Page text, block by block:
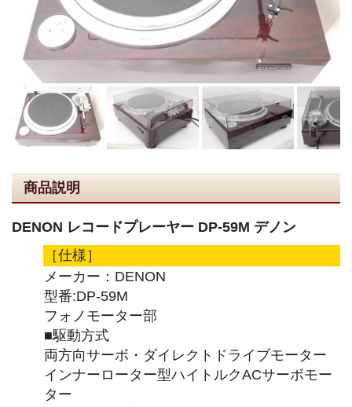
商品説明
DENON レコードプレーヤー DP-59M デノン
［仕様］
メーカー：DENON
型番:DP-59M
フォノモーター部
■駆動方式
両方向サーボ・ダイレクトドライブモーター
インナーローター型ハイトルクACサーボモー
ター